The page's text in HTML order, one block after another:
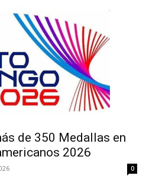
de 350 Medallas en
2026
0